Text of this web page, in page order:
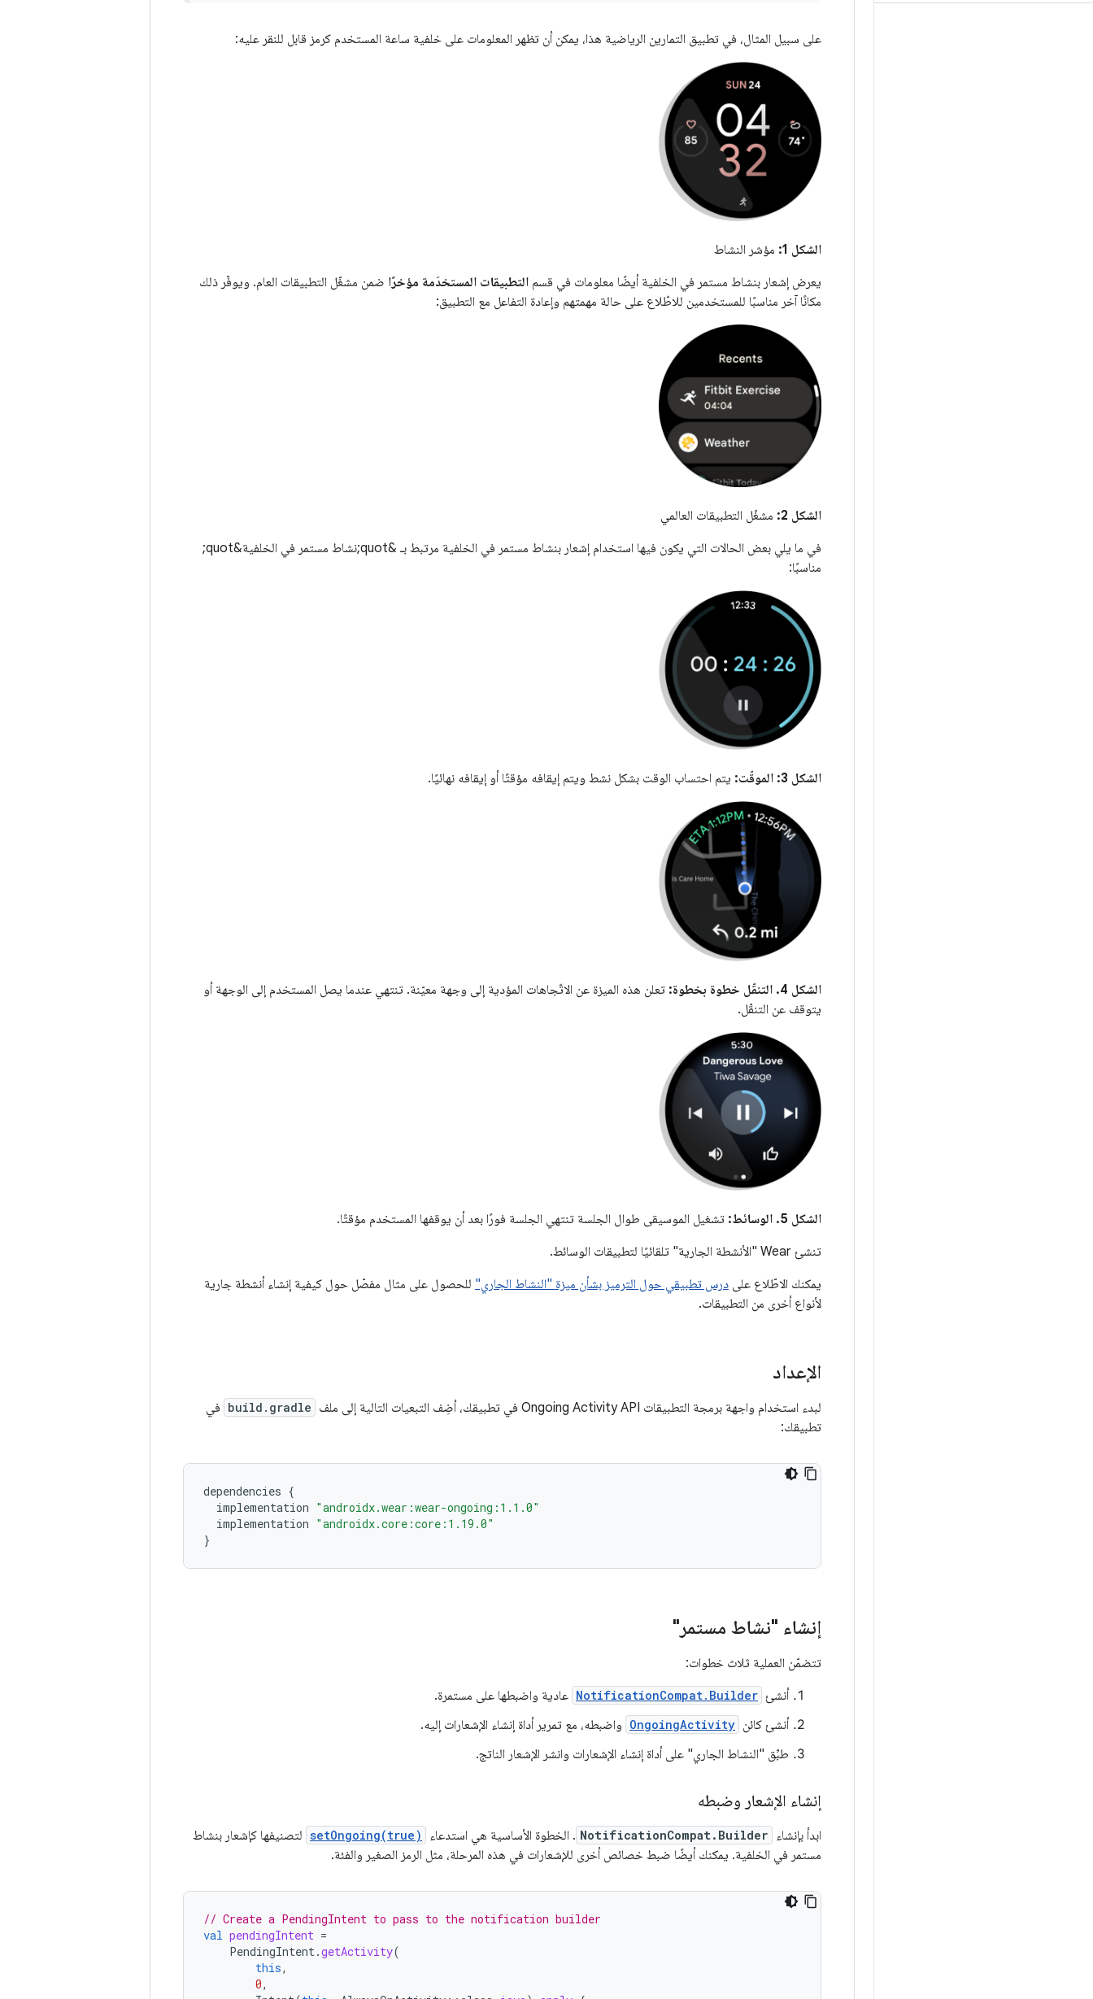
على سبيل المثال، في تطبيق التمارين الرياضية هذا، يمكن أن تظهر المعلومات على خلفية ساعة المستخدم كرمز قابل للنقر عليه:
الشكل 1:
مؤشر النشاط
يعرض إشعار بنشاط مستمر في الخلفية أيضًا معلومات في قسم التطبيقات المستخدَمة مؤخرًا ضمن مشغّل التطبيقات العام. ويوفّر ذلك
مكانًا آخر مناسبًا للمستخدمين للاطّلاع على حالة مهمتهم وإعادة التفاعل مع التطبيق:
الشكل 2:
مشغّل التطبيقات العالمي
في ما يلي بعض الحالات التي يكون فيها استخدام إشعار بنشاط مستمر في الخلفية مرتبط بـ &quot;نشاط مستمر في الخلفية&quot;
مناسبًا:
الشكل 3: الموقّت: يتم احتساب الوقت بشكل نشط ويتم إيقافه مؤقتًا أو إيقافه نهائيًا.
الشكل 4. التنقّل خطوة بخطوة: تعلن هذه الميزة عن الاتّجاهات المؤدية إلى وجهة معيّنة. تنتهي عندما يصل المستخدم إلى الوجهة أو
يتوقف عن التنقّل.
الشكل 5. الوسائط: تشغيل الموسيقى طوال الجلسة تنتهي الجلسة فورًا بعد أن يوقفها المستخدم مؤقتًا.
تنشئ Wear "الأنشطة الجارية" تلقائيًا لتطبيقات الوسائط.
يمكنك الاطّلاع على درس تطبيقي حول الترميز بشأن ميزة "النشاط الجاري" للحصول على مثال مفصّل حول كيفية إنشاء أنشطة جارية
لأنواع أخرى من التطبيقات.
الإعداد
لبدء استخدام واجهة برمجة التطبيقات Ongoing Activity API في تطبيقك، أضِف التبعيات التالية إلى ملف build.gradle في
تطبيقك:
dependencies {
implementation "androidx.wear:wear-ongoing:1.1.0"
implementation "androidx.core:core:1.19.0"
}
إنشاء "نشاط مستمر"
تتضمّن العملية ثلاث خطوات:
أنشئ NotificationCompat.Builder عادية واضبطها على مستمرة.
أنشئ كائن OngoingActivity واضبطه، مع تمرير أداة إنشاء الإشعارات إليه.
طبِّق "النشاط الجاري" على أداة إنشاء الإشعارات وانشر الإشعار الناتج.
إنشاء الإشعار وضبطه
ابدأ بإنشاء NotificationCompat.Builder . الخطوة الأساسية هي استدعاء setOngoing(true) لتصنيفها كإشعار بنشاط
مستمر في الخلفية. يمكنك أيضًا ضبط خصائص أخرى للإشعارات في هذه المرحلة، مثل الرمز الصغير والفئة.
// Create a PendingIntent to pass to the notification builder
val pendingIntent =
PendingIntent.getActivity(
this,
0,